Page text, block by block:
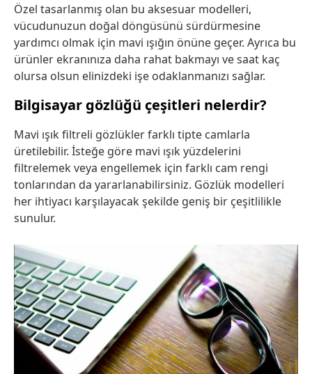
Özel tasarlanmış olan bu aksesuar modelleri,
vücudunuzun doğal döngüsünü sürdürmesine
yardımcı olmak için mavi ışığın önüne geçer. Ayrıca bu
ürünler ekranınıza daha rahat bakmayı ve saat kaç
olursa olsun elinizdeki işe odaklanmanızı sağlar.
Bilgisayar gözlüğü çeşitleri nelerdir?
Mavi ışık filtreli gözlükler farklı tipte camlarla
üretilebilir. İsteğe göre mavi ışık yüzdelerini
filtrelemek veya engellemek için farklı cam rengi
tonlarından da yararlanabilirsiniz. Gözlük modelleri
her ihtiyacı karşılayacak şekilde geniş bir çeşitlilikle
sunulur.